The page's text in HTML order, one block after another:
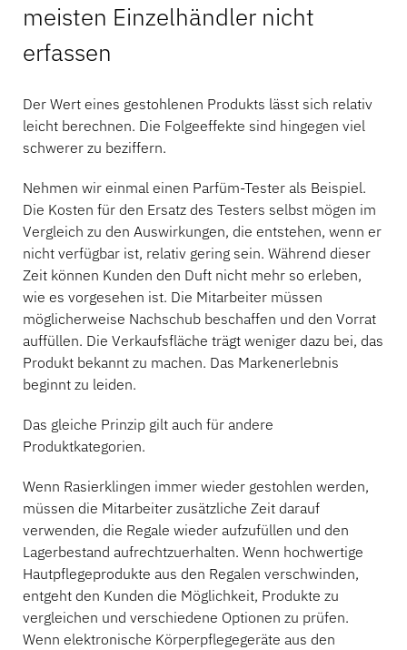
meisten Einzelhändler nicht
erfassen
Der Wert eines gestohlenen Produkts lässt sich relativ
leicht berechnen. Die Folgeeffekte sind hingegen viel
schwerer zu beziffern.
Nehmen wir einmal einen Parfüm-Tester als Beispiel.
Die Kosten für den Ersatz des Testers selbst mögen im
Vergleich zu den Auswirkungen, die entstehen, wenn er
nicht verfügbar ist, relativ gering sein. Während dieser
Zeit können Kunden den Duft nicht mehr so erleben,
wie es vorgesehen ist. Die Mitarbeiter müssen
möglicherweise Nachschub beschaffen und den Vorrat
auffüllen. Die Verkaufsfläche trägt weniger dazu bei, das
Produkt bekannt zu machen. Das Markenerlebnis
beginnt zu leiden.
Das gleiche Prinzip gilt auch für andere
Produktkategorien.
Wenn Rasierklingen immer wieder gestohlen werden,
müssen die Mitarbeiter zusätzliche Zeit darauf
verwenden, die Regale wieder aufzufüllen und den
Lagerbestand aufrechtzuerhalten. Wenn hochwertige
Hautpflegeprodukte aus den Regalen verschwinden,
entgeht den Kunden die Möglichkeit, Produkte zu
vergleichen und verschiedene Optionen zu prüfen.
Wenn elektronische Körperpflegegeräte aus den